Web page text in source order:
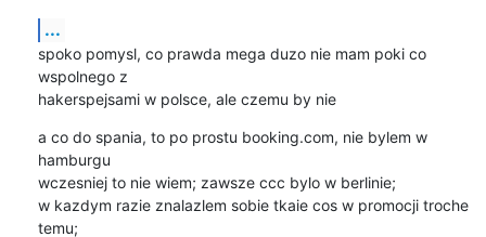
...
spoko pomysl, co prawda mega duzo nie mam poki co
wspolnego z
hakerspejsami w polsce, ale czemu by nie
a co do spania, to po prostu booking.com, nie bylem w
hamburgu
wczesniej to nie wiem; zawsze ccc bylo w berlinie;
w kazdym razie znalazlem sobie tkaie cos w promocji troche